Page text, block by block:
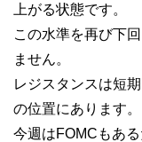
上がる状態です。
この水準を再び下
ません。
レジスタンスは短
の位置にあります。
今週はFOMCもあ